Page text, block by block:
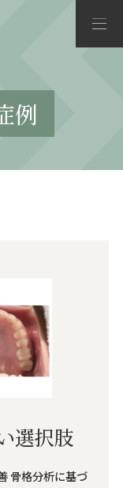
例
選択肢
骨格分析に基づ